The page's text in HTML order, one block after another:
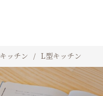
キッチン L型キッチン